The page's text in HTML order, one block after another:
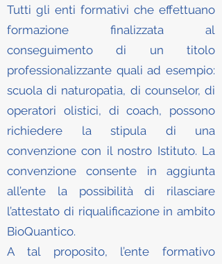
Tutti gli enti formativi che effettuano
formazione finalizzata al
conseguimento di un titolo
professionalizzante quali ad esempio:
scuola di naturopatia, di counselor, di
operatori olistici, di coach, possono
richiedere la stipula di una
convenzione con il nostro Istituto. La
convenzione consente in aggiunta
all’ente la possibilità di rilasciare
l’attestato di riqualificazione in ambito
BioQuantico.
A tal proposito, l’ente formativo